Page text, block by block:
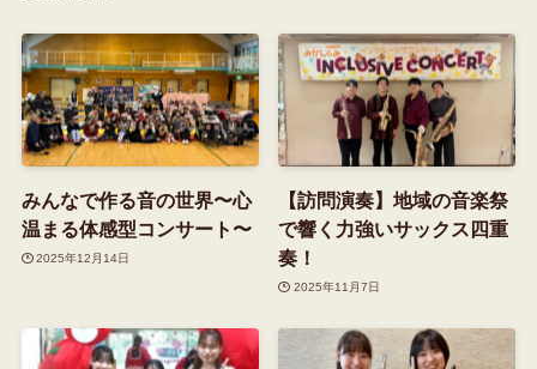
みんなで作る音の世界〜心
温まる体感型コンサート〜
2025年12月14日
【訪問演奏】地域の音楽祭
で響く力強いサックス四重
奏！
2025年11月7日